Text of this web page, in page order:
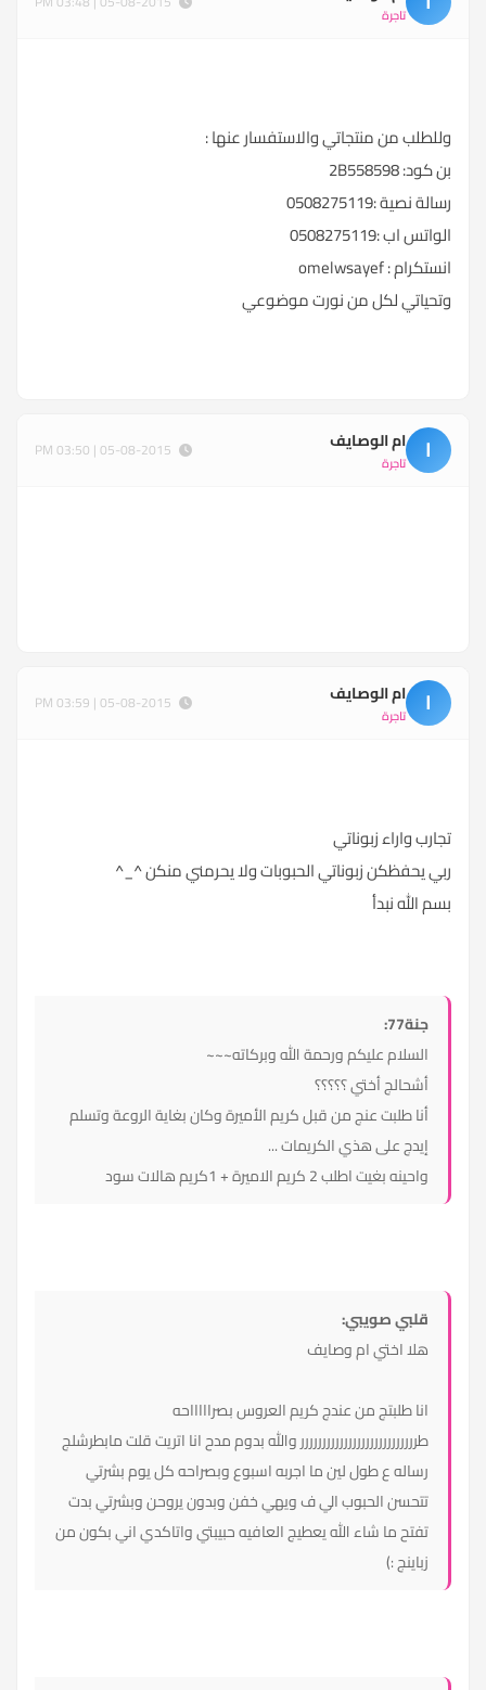
تاجرة
وللطلب من منتجاتي والاستفسار عنها :
بن كود: 2B558598
رسالة نصية :0508275119
الواتس اب :0508275119
انستكرام : omelwsayef
وتحياتي لكل من نورت موضوعي
ا ام الوصايف
تاجرة
ا ام الوصايف
تاجرة
تجارب واراء زبوناتي
ربي يحفظكن زبوناتي الحبوبات ولا يحرمني منكن ^_^
بسم الله نبدأ
جنة77:
السلام عليكم ورحمة الله وبركاته~~~
أشحالج أختي ؟؟؟؟؟
أنا طلبت عنج من قبل كريم الأميرة وكان بغاية الروعة وتسلم
إيدج على هذي الكريمات ...
واحينه بغيت اطلب 2 كريم الاميرة + 1كريم هالات سود
قلبي صويبي:
هلا اختي ام وصايف
انا طلبتج من عندج كريم العروس بصراااااحه
طررررررررررررررررررررررررررر والله بدوم مدح انا اتريت قلت مابطرشلج
رساله ع طول لين ما اجربه اسبوع وبصراحه كل يوم بشرتي
تتحسن الحبوب الي ف ويهي خفن وبدون يروحن وبشرتي بدت
تفتح ما شاء الله يعطيج العافيه حبيبتي واتاكدي اني بكون من
زباينج :)